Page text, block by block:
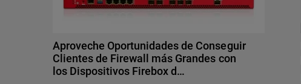
Aproveche Oportunidades de Conseguir
Clientes de Firewall más Grandes con
los Dispositivos Firebox d…